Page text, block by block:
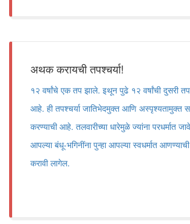
अथक करायची तपश्चर्या!
१२ वर्षांचे एक तप झाले. इथून पुढे १२ वर्षांची दुसरी
आहे. ही तपश्चर्या जातिभेदमुक्त आणि अस्पृश्यतामुक्त
करण्याची आहे. तलवारीच्या धारेमुळे ज्यांना परधर्मात
आपल्या बंधू-भगिनींना पुन्हा आपल्या स्वधर्मात आणण्याची
करावी लागेल.